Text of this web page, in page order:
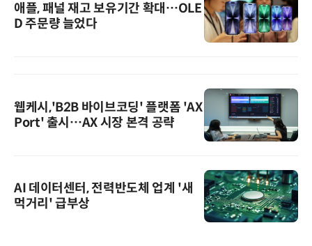
애플, 패널 재고 보유기간 확대…OLE
D 주문량 늘었다
웹케시,'B2B 바이브코딩' 플랫폼 'AX
Port' 출시…AX 시장 본격 공략
AI 데이터센터, 전력반도체 업계 '새
먹거리' 급부상